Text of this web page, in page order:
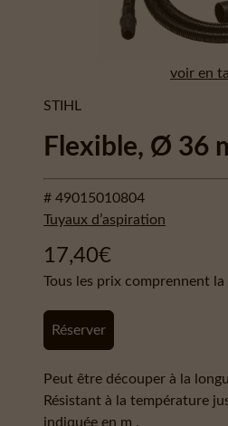
voir en
STIHL
Flexible, Ø 36
# 49015010804
Tuyaux d’aspiration
17,40€
Tous les prix comprennent la
Réserver
Peut être découper à la
Résistant à la température
indiquée en m .